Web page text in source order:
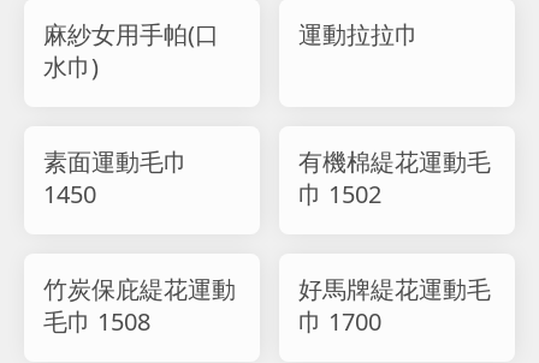
麻紗女用手帕(口
水巾)
運動拉拉巾
素面運動毛巾
1450
有機棉緹花運動毛
巾 1502
竹炭保庇緹花運動
毛巾 1508
好馬牌緹花運動毛
巾 1700